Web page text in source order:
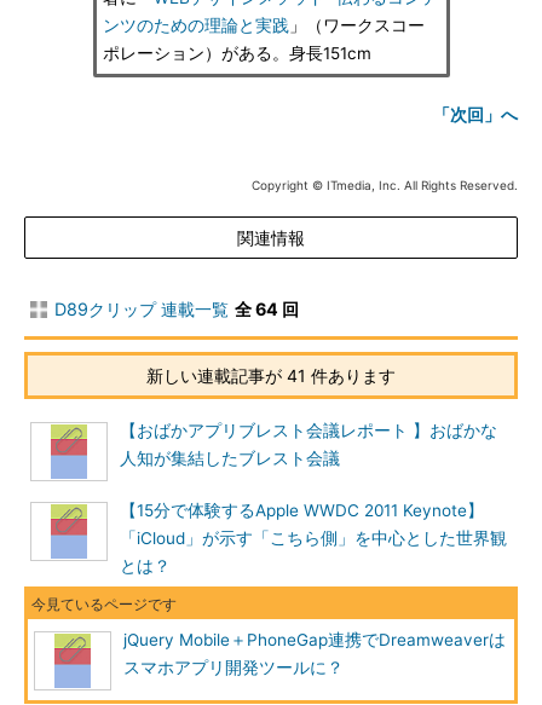
ンツのための理論と実践 」（ワークスコー
ポレーション）がある。身長151cm
「次回」へ
Copyright © ITmedia, Inc. All Rights Reserved.
関連情報
D89クリップ 連載一覧 全 64 回
新しい連載記事が 41 件あります
【おばかアプリブレスト会議レポート 】おばかな
人知が集結したブレスト会議
【15分で体験するApple WWDC 2011 Keynote】
「iCloud」が示す「こちら側」を中心とした世界観
とは？
jQuery Mobile＋PhoneGap連携でDreamweaverは
スマホアプリ開発ツールに？